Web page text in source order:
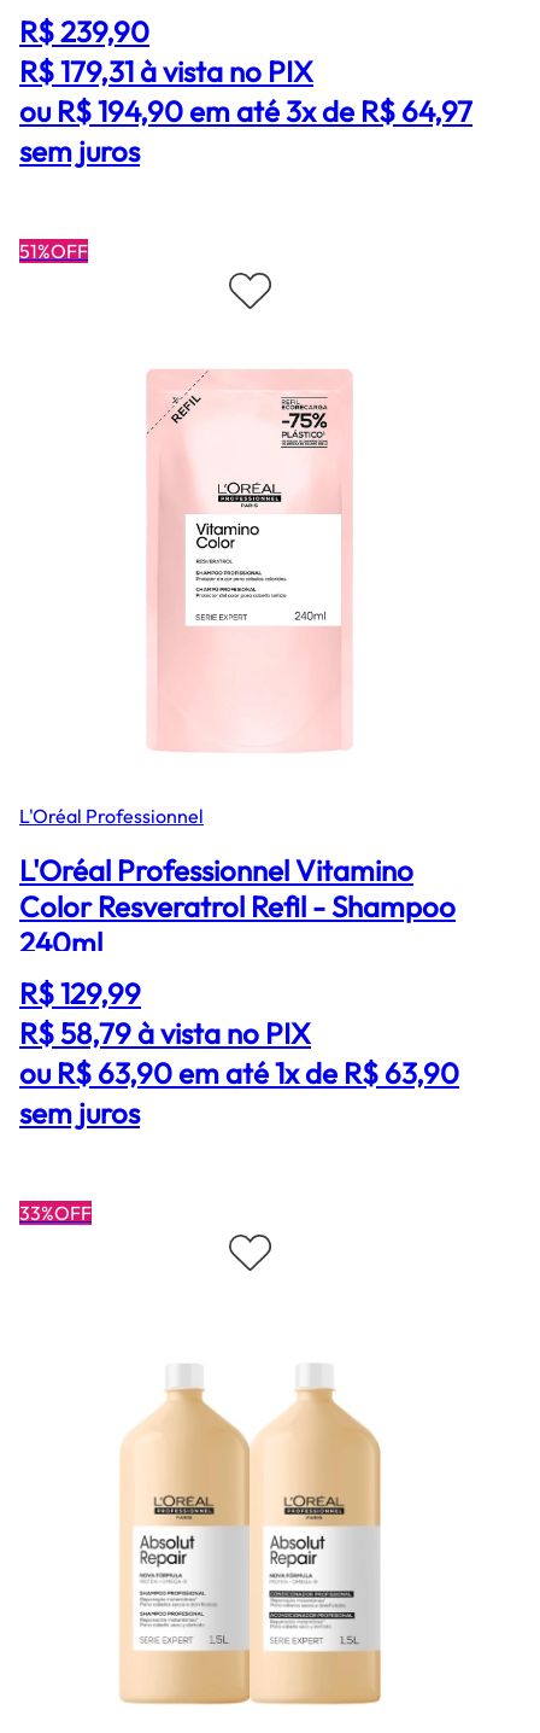
R$ 239,90
R$ 179,31à vista no PIX
ou R$ 194,90 em até 3x de R$ 64,97
sem juros
51%OFF
L'Oréal Professionnel
L'Oréal Professionnel Vitamino
Color Resveratrol Refil - Shampoo
240ml
R$ 129,99
R$ 58,79à vista no PIX
ou R$ 63,90 em até 1x de R$ 63,90
sem juros
33%OFF